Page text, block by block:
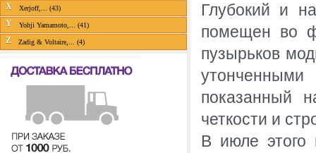
X Xerjoff,... (43)
Y Yohji Yamamoto,... (41)
Z Zadig & Voltaire,... (4)
Глубокий и
помещен во
пузырьков
показанный
четкости и
В июле этого